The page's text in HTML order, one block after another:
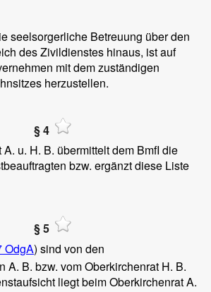
seelsorgerliche Betreuung über den
des Zivildienstes hinaus, ist auf
mit dem zuständigen
herzustellen.
§ 4
u. H. B. übermittelt dem BmfI die
bzw. ergänzt diese Liste
§ 5
OdgA) sind von den
A. B. bzw. vom Oberkirchenrat H. B.
liegt beim Oberkirchenrat A.